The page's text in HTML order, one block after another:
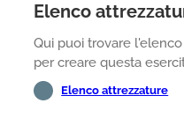
Elenco
Qui puoi trovare
per creare questa
Elenco attrezzature